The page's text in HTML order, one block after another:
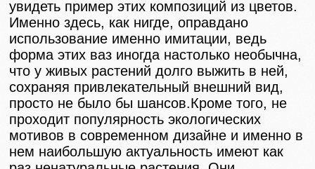
увидеть пример этих композиций из цветов.
Именно здесь, как нигде, оправдано
использование именно имитации, ведь
форма этих ваз иногда настолько необычна,
что у живых растений долго выжить в ней,
сохраняя привлекательный внешний вид,
просто не было бы шансов.Кроме того, не
проходит популярность экологических
мотивов в современном дизайне и именно в
нем наибольшую актуальность имеют как